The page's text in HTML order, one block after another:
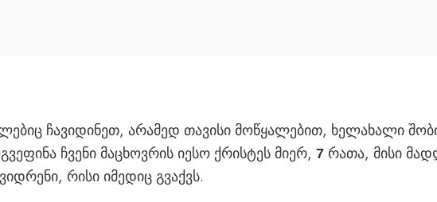
ჩავიდინეთ, არამედ თავისი მოწყალებით, ხელახალი
ჩვენი მაცხოვრის იესო ქრისტეს მიერ, 7 რათა, მისი
რისი იმედიც გვაქვს.